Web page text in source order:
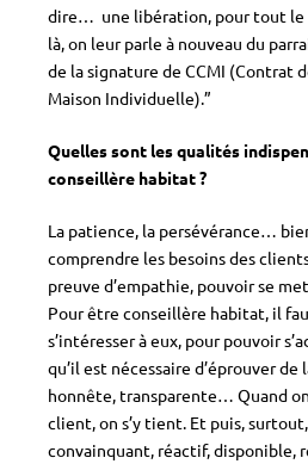
dire… une libération, pour tout le
là, on leur parle à nouveau du
de la signature de CCMI (Contrat
Maison Individuelle).”
Quelles sont les qualités
conseillère habitat ?
La patience, la persévérance…
comprendre les besoins des
preuve d’empathie, pouvoir se
Pour être conseillère habitat, il
s’intéresser à eux, pour pouvoir
qu’il est nécessaire d’éprouver
honnête, transparente… Quand
client, on s’y tient. Et puis,
convainquant, réactif, disponible,